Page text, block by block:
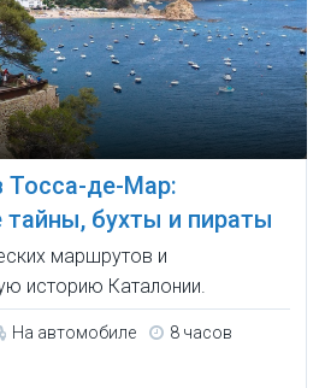
Тосса-де-Мар:
бухты и пираты
маршрутов и
историю Каталонии.
На автомобиле 8 часов